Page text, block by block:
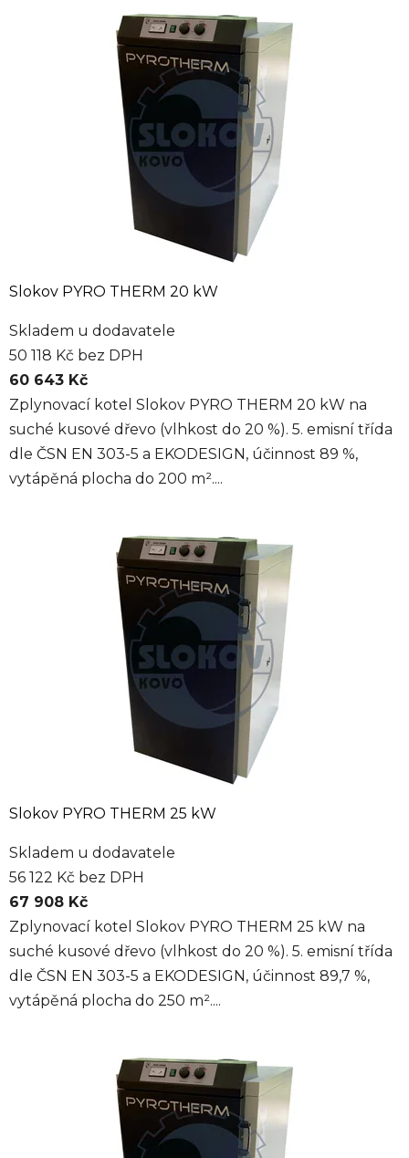
Slokov PYRO THERM 20 kW
Skladem u dodavatele
50 118 Kč bez DPH
60 643 Kč
Zplynovací kotel Slokov PYRO THERM 20 kW na
suché kusové dřevo (vlhkost do 20 %). 5. emisní třída
dle ČSN EN 303-5 a EKODESIGN, účinnost 89 %,
vytápěná plocha do 200 m²....
Slokov PYRO THERM 25 kW
Skladem u dodavatele
56 122 Kč bez DPH
67 908 Kč
Zplynovací kotel Slokov PYRO THERM 25 kW na
suché kusové dřevo (vlhkost do 20 %). 5. emisní třída
dle ČSN EN 303-5 a EKODESIGN, účinnost 89,7 %,
vytápěná plocha do 250 m²....